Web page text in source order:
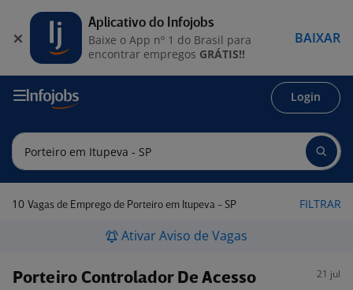
Login
10 Vagas de Emprego de Porteiro em Itupeva - SP FILTRAR
Ativar Aviso de Vagas
Porteiro Controlador De Acesso 21 jul
Aplicativo do Infojobs
Baixe o App nº 1 do Brasil para
encontrar empregos GRÁTIS!!
BAIXAR